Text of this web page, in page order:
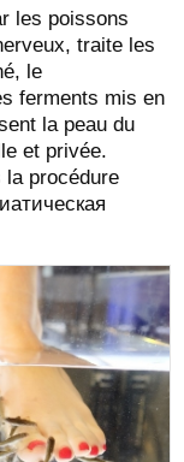
les poissons
traite les
le
ferments mis en
la peau du
et privée.
procédure